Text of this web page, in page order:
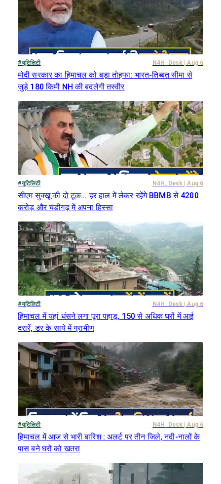
#यूटिलिटी N4H_Desk Aug 6
मोदी सरकार का हिमाचल को बड़ा तोहफा: भारत-तिब्बत सीमा से
जुड़े 180 किमी NH की बदलेगी तस्वीर
#यूटिलिटी N4H_Desk Aug 6
सीएम सुक्खू की दो टूक... हर हाल में लेकर रहेंगे BBMB से 4200
करोड़ और चंडीगढ़ में अपना हिस्सा
#यूटिलिटी N4H_Desk Aug 6
हिमाचल में यहां धंसने लगा पूरा पहाड़, 150 से अधिक घरों में आई
दरारें, डर के साये में ग्रामीण
#यूटिलिटी N4H_Desk Aug 6
हिमाचल में आज से भारी बारिश : अलर्ट पर तीन जिले, नदी-नालों के
पास बने घरों को खतरा